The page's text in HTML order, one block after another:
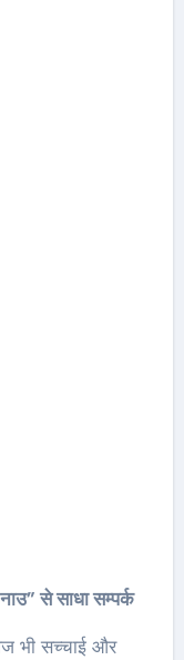
से साधा सम्पर्क
भी सच्चाई और